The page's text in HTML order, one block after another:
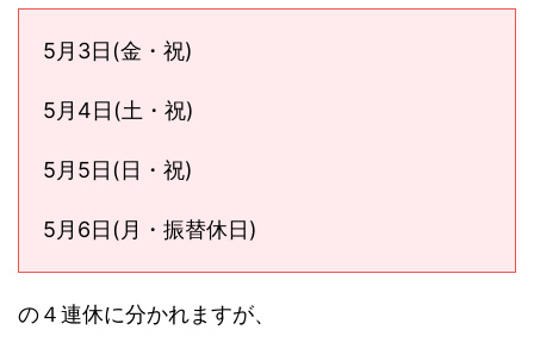
5月3日(金・祝)
5月4日(土・祝)
5月5日(日・祝)
5月6日(月・振替休日)
の４連休に分かれますが、